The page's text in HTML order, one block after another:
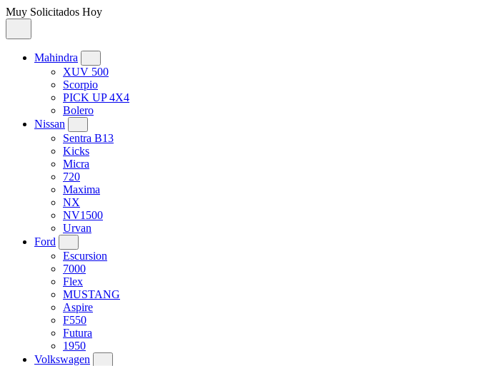
Muy Solicitados Hoy
Mahindra
XUV 500
Scorpio
PICK UP 4X4
Bolero
Nissan
Sentra B13
Kicks
Micra
720
Maxima
NX
NV1500
Urvan
Ford
Escursion
7000
Flex
MUSTANG
Aspire
F550
Futura
1950
Volkswagen